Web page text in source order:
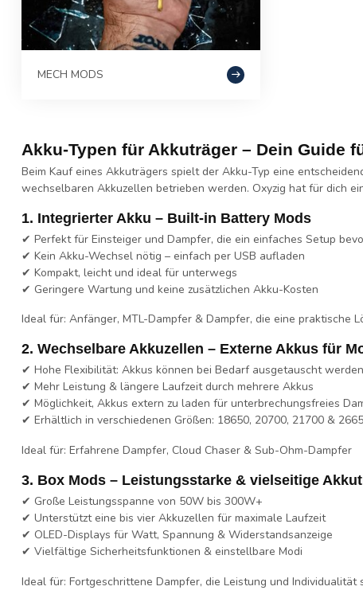
MECH MODS
Akku-Typen für Akkuträger – Dein Guide
Beim Kauf eines Akkuträgers spielt der Akku-Typ eine
wechselbaren Akkuzellen betrieben werden. Oxyzig hat für dich
1. Integrierter Akku – Built-in Battery Mods
✔ Perfekt für Einsteiger und Dampfer, die ein einfaches Setup
✔ Kein Akku-Wechsel nötig – einfach per USB aufladen
✔ Kompakt, leicht und ideal für unterwegs
✔ Geringere Wartung und keine zusätzlichen Akku-Kosten
Ideal für: Anfänger, MTL-Dampfer & Dampfer, die eine praktische
2. Wechselbare Akkuzellen – Externe Akkus für
✔ Hohe Flexibilität: Akkus können bei Bedarf ausgetauscht werden
✔ Mehr Leistung & längere Laufzeit durch mehrere Akkus
✔ Möglichkeit, Akkus extern zu laden für unterbrechungsfreies
✔ Erhältlich in verschiedenen Größen: 18650, 20700, 21700 &
Ideal für: Erfahrene Dampfer, Cloud Chaser & Sub-Ohm-Dampfer
3. Box Mods – Leistungsstarke & vielseitige
✔ Große Leistungsspanne von 50W bis 300W+
✔ Unterstützt eine bis vier Akkuzellen für maximale Laufzeit
✔ OLED-Displays für Watt, Spannung & Widerstandsanzeige
✔ Vielfältige Sicherheitsfunktionen & einstellbare Modi
Ideal für: Fortgeschrittene Dampfer, die Leistung und Individualität